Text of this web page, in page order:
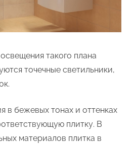
такого плана
точечные светильники,
в бежевых тонах и оттенках
плитку. В
материалов плитка в